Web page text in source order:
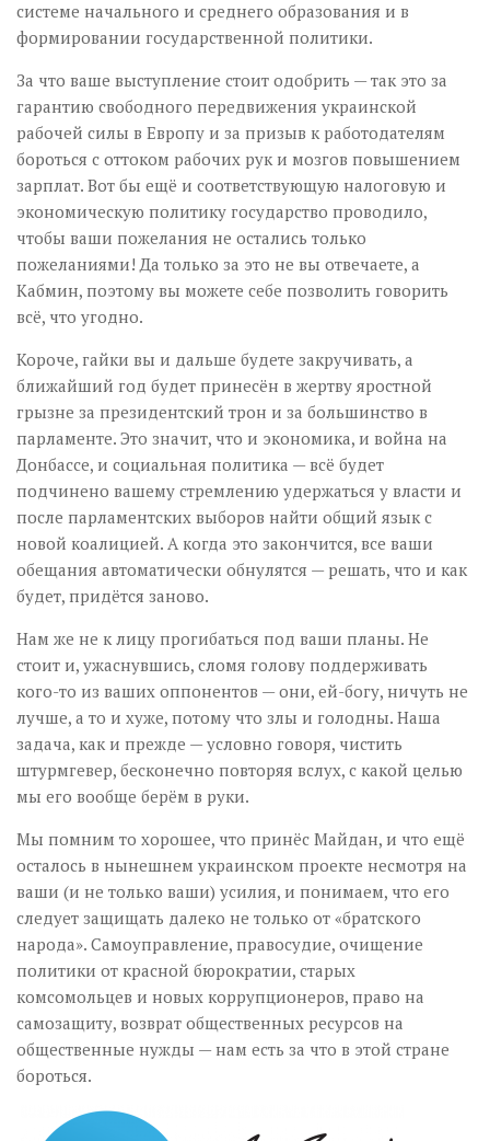
системе начального и среднего образования и в
формировании государственной политики.
За что ваше выступление стоит одобрить — так это за
гарантию свободного передвижения украинской
рабочей силы в Европу и за призыв к работодателям
бороться с оттоком рабочих рук и мозгов повышением
зарплат. Вот бы ещё и соответствующую налоговую и
экономическую политику государство проводило,
чтобы ваши пожелания не остались только
пожеланиями! Да только за это не вы отвечаете, а
Кабмин, поэтому вы можете себе позволить говорить
всё, что угодно.
Короче, гайки вы и дальше будете закручивать, а
ближайший год будет принесён в жертву яростной
грызне за президентский трон и за большинство в
парламенте. Это значит, что и экономика, и война на
Донбассе, и социальная политика — всё будет
подчинено вашему стремлению удержаться у власти и
после парламентских выборов найти общий язык с
новой коалицией. А когда это закончится, все ваши
обещания автоматически обнулятся — решать, что и как
будет, придётся заново.
Нам же не к лицу прогибаться под ваши планы. Не
стоит и, ужаснувшись, сломя голову поддерживать
кого-то из ваших оппонентов — они, ей-богу, ничуть не
лучше, а то и хуже, потому что злы и голодны. Наша
задача, как и прежде — условно говоря, чистить
штурмгевер, бесконечно повторяя вслух, с какой целью
мы его вообще берём в руки.
Мы помним то хорошее, что принёс Майдан, и что ещё
осталось в нынешнем украинском проекте несмотря на
ваши (и не только ваши) усилия, и понимаем, что его
следует защищать далеко не только от «братского
народа». Самоуправление, правосудие, очищение
политики от красной бюрократии, старых
комсомольцев и новых коррупционеров, право на
самозащиту, возврат общественных ресурсов на
общественные нужды — нам есть за что в этой стране
бороться.